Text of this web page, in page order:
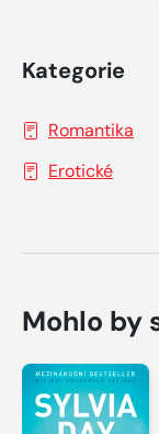
Kategorie
Romantika
Erotické
Mohlo by